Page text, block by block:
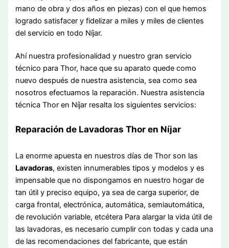
mano de obra y dos años en piezas) con el que hemos
logrado satisfacer y fidelizar a miles y miles de clientes
del servicio en todo Níjar.
Ahí nuestra profesionalidad y nuestro gran servicio
técnico para Thor, hace que su aparato quede como
nuevo después de nuestra asistencia, sea como sea
nosotros efectuamos la reparación. Nuestra asistencia
técnica Thor en Níjar resalta los siguientes servicios:
Reparación de Lavadoras Thor en Níjar
La enorme apuesta en nuestros días de Thor son las
Lavadoras, existen innumerables tipos y modelos y es
impensable que no dispongamos en nuestro hogar de
tan útil y preciso equipo, ya sea de carga superior, de
carga frontal, electrónica, automática, semiautomática,
de revolución variable, etcétera Para alargar la vida útil de
las lavadoras, es necesario cumplir con todas y cada una
de las recomendaciones del fabricante, que están